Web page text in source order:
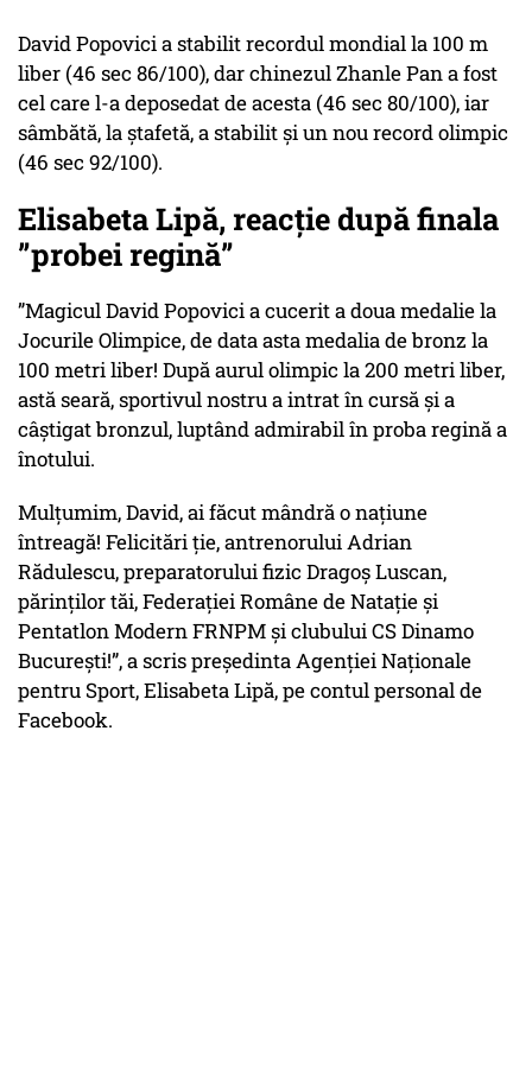
David Popovici a stabilit recordul mondial la 100 m
liber (46 sec 86/100), dar chinezul Zhanle Pan a fost
cel care l-a deposedat de acesta (46 sec 80/100), iar
sâmbătă, la ștafetă, a stabilit și un nou record olimpic
(46 sec 92/100).
Elisabeta Lipă, reacție după finala
”probei regină”
”Magicul David Popovici a cucerit a doua medalie la
Jocurile Olimpice, de data asta medalia de bronz la
100 metri liber! După aurul olimpic la 200 metri liber,
astă seară, sportivul nostru a intrat în cursă și a
câștigat bronzul, luptând admirabil înproba reginăa
înotului.
Mulțumim, David, ai făcut mândră o națiune
întreagă! Felicitări ție, antrenorului Adrian
Rădulescu, preparatorului fizic Dragoș Luscan,
părinților tăi, Federației Române de Natație și
Pentatlon Modern FRNPM și clubului CS Dinamo
București!”, a scris președinta Agenției Naționale
pentru Sport, Elisabeta Lipă, pe contul personal de
Facebook.